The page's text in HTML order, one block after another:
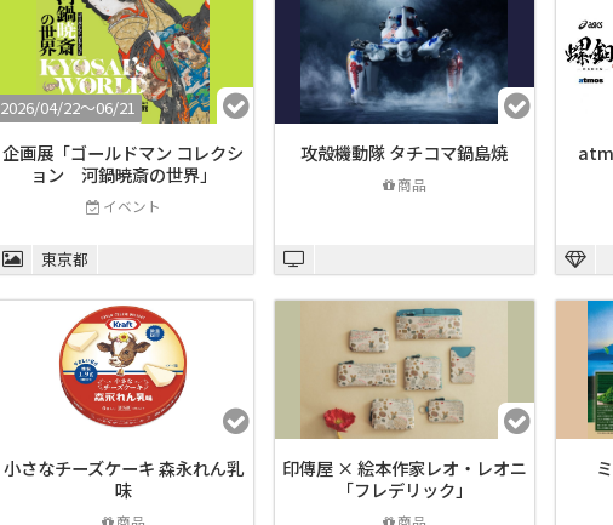
2026/04/22〜06/21
企画展「ゴールドマン コレクシ
ョン 河鍋暁斎の世界」
イベント
東京都
攻殻機動隊 タチコマ鍋島焼
商品
小さなチーズケーキ 森永れん乳
味
商品
印傳屋 × 絵本作家レオ・レオニ
「フレデリック」
商品